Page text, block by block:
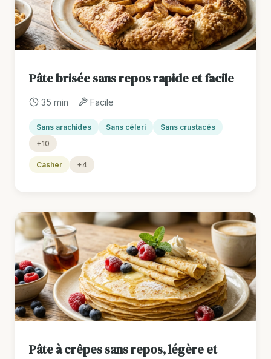
Pâte brisée sans repos rapide et facile
35 min Facile
Sans arachides Sans céleri
Sans crustacés
+10
Casher +4
Pâte à crêpes sans repos, légère et